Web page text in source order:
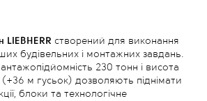
LIEBHERR створений для виконання
будівельних і монтажних завдань.
230 тонн і висота
м гусьок) дозволяють піднімати
блоки та технологічне